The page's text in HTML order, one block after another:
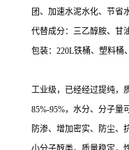
团、加速水泥水化、节省
代替成分：三乙醇胺、甘
包装：220L铁桶、塑料桶
工业级，已经经过提纯，
85%-95%，水分、分子量
防渗、增加密实、防尘、